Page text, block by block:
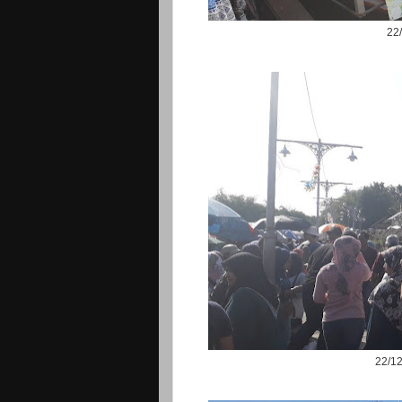
22/